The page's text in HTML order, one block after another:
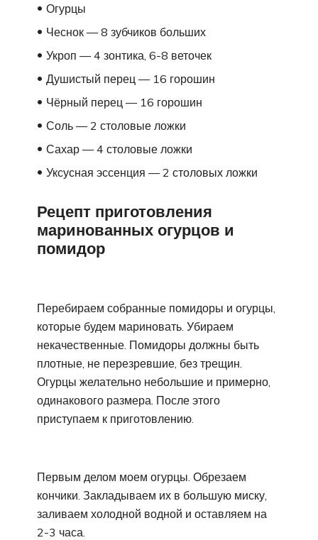
Огурцы
Чеснок — 8 зубчиков больших
Укроп — 4 зонтика, 6-8 веточек
Душистый перец — 16 горошин
Чёрный перец — 16 горошин
Соль — 2 столовые ложки
Сахар — 4 столовые ложки
Уксусная эссенция — 2 столовых ложки
Рецепт приготовления
маринованных огурцов и
помидор
Перебираем собранные помидоры и огурцы,
которые будем мариновать. Убираем
некачественные. Помидоры должны быть
плотные, не перезревшие, без трещин.
Огурцы желательно небольшие и примерно,
одинакового размера. После этого
приступаем к приготовлению.
Первым делом моем огурцы. Обрезаем
кончики. Закладываем их в большую миску,
заливаем холодной водной и оставляем на
2-3 часа.